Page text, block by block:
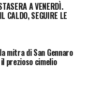
A VENERDÌ.
CALDO, SEGUIRE LE
mitra di San Gennaro
prezioso cimelio